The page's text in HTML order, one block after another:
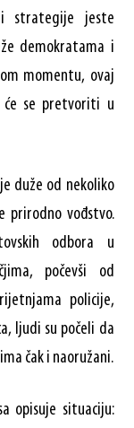
strategije jeste
demokratama i
momentu, ovaj
će se pretvoriti u
duže od nekoliko
prirodno vođstvo.
odbora u
počevši od
policije,
ljudi su počeli da
čak i naoružani.
opisuje situaciju: